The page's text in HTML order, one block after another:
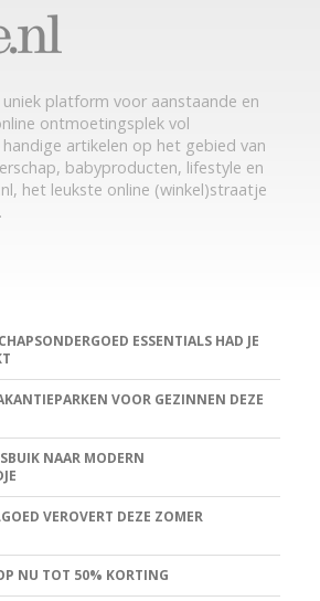
platform voor aanstaande en
ontmoetingsplek vol
artikelen op het gebied van
babyproducten, lifestyle en
het leukste online (winkel)straatje
ESSENTIALS HAD JE
VOOR GEZINNEN DEZE
NAAR MODERN
VEROVERT DEZE ZOMER
NU TOT 50% KORTING